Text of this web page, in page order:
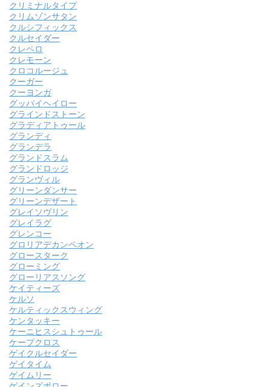
クリミナルタイプ
クリムゾンサタン
クルシフィックス
クルセイダー
クレペロ
クレモーン
クロコルージュ
クーガー
クーヨンガ
グッバイヘイロー
グラインドストーン
グラディアトゥール
グランディ
グランデラ
グランドスラム
グランドロッジ
グランヴィル
グリーンダンサー
グリーンデザート
グレイソヴリン
グレイラグ
グレンコー
グロリアデカンペオン
グロースターク
グローミング
グローリアスソング
ケイティーズ
ケルソ
ケルティックスウィング
ケンタッキー
ケーニヒスシュトゥール
ケープクロス
ゲイクルセイダー
ゲイタイム
ゲイムリー